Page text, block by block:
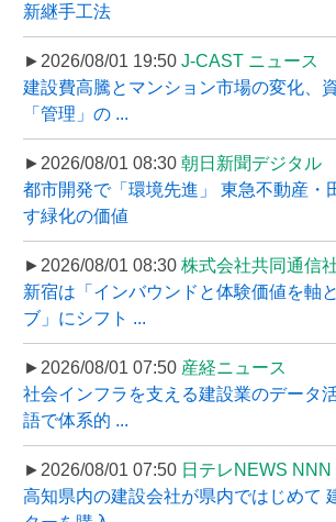
新継手工法
►2026/08/01 19:50 J-CAST ニュース
建設費高騰とマンション市場の変化、
「管理」の ...
►2026/08/01 08:30 朝日新聞デジタル
都市開発で「環境先進」 東急不動産・
す緑化の価値
►2026/08/01 08:30 株式会社共同通信
新宿は「インバウンドと体験価値を軸
ブ」にシフト ...
►2026/08/01 07:50 産経ニュース
社会インフラを支える建設業のデータ
語で体系的 ...
►2026/08/01 07:50 日テレNEWS NNN
高知県内の建設会社が県内ではじめて